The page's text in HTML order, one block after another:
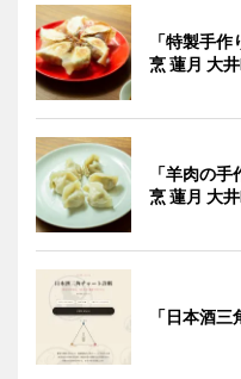
「特製手
烹 蓮月 大井
「羊肉の
烹 蓮月 大井
「日本酒三